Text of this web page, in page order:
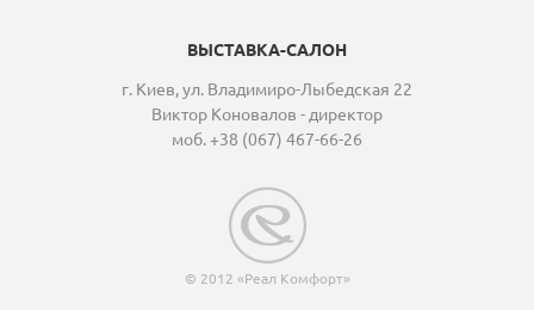
ВЫСТАВКА-САЛОН
г. Киев, ул. Владимиро-Лыбедская 22
Виктор Коновалов - директор
моб. +38 (067) 467-66-26
© 2012 «Реал Комфорт»